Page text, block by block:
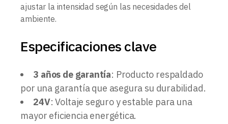
ajustar la intensidad según las necesidades del
ambiente.
Especificaciones clave
3 años de garantía: Producto respaldado
por una garantía que asegura su durabilidad.
24V: Voltaje seguro y estable para una
mayor eficiencia energética.